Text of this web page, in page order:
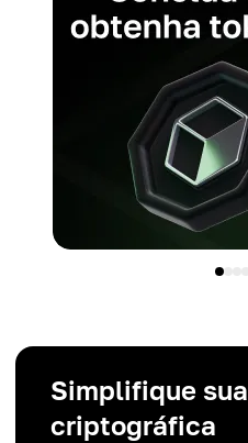
Simplifique
criptográfica